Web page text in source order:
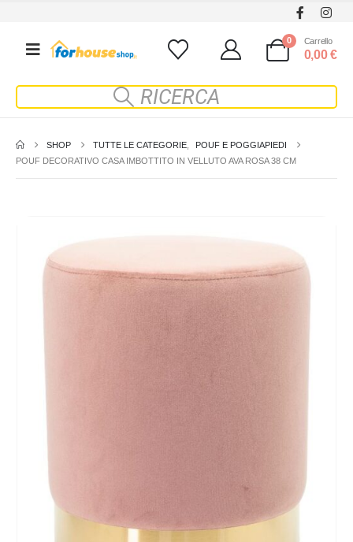
0 Carrello
0,00€
SHOP TUTTE LE CATEGORIE,
POUF E POGGIAPIEDI
POUF DECORATIVO CASA IMBOTTITO IN VELLUTO AVA ROSA 38 CM